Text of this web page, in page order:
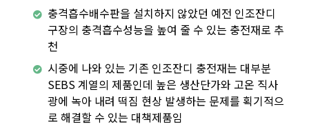
충격흡수배수판을 설치하지 않았던 예전 인조잔디
구장의 충격흡수성능을 높여 줄 수 있는 충전재로 추
천
시중에 나와 있는 기존 인조잔디 충전재는 대부분
SEBS 계열의 제품인데 높은 생산단가와 고온 직사
광에 녹아 내려 떡짐 현상 발생하는 문제를 획기적으
로 해결할 수 있는 대책제품임